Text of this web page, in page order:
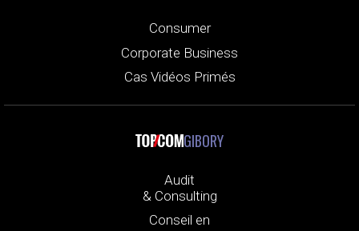
Consumer
Corporate Business
Cas Vidéos Primés
GIBORY
Audit
& Consulting
Conseil en